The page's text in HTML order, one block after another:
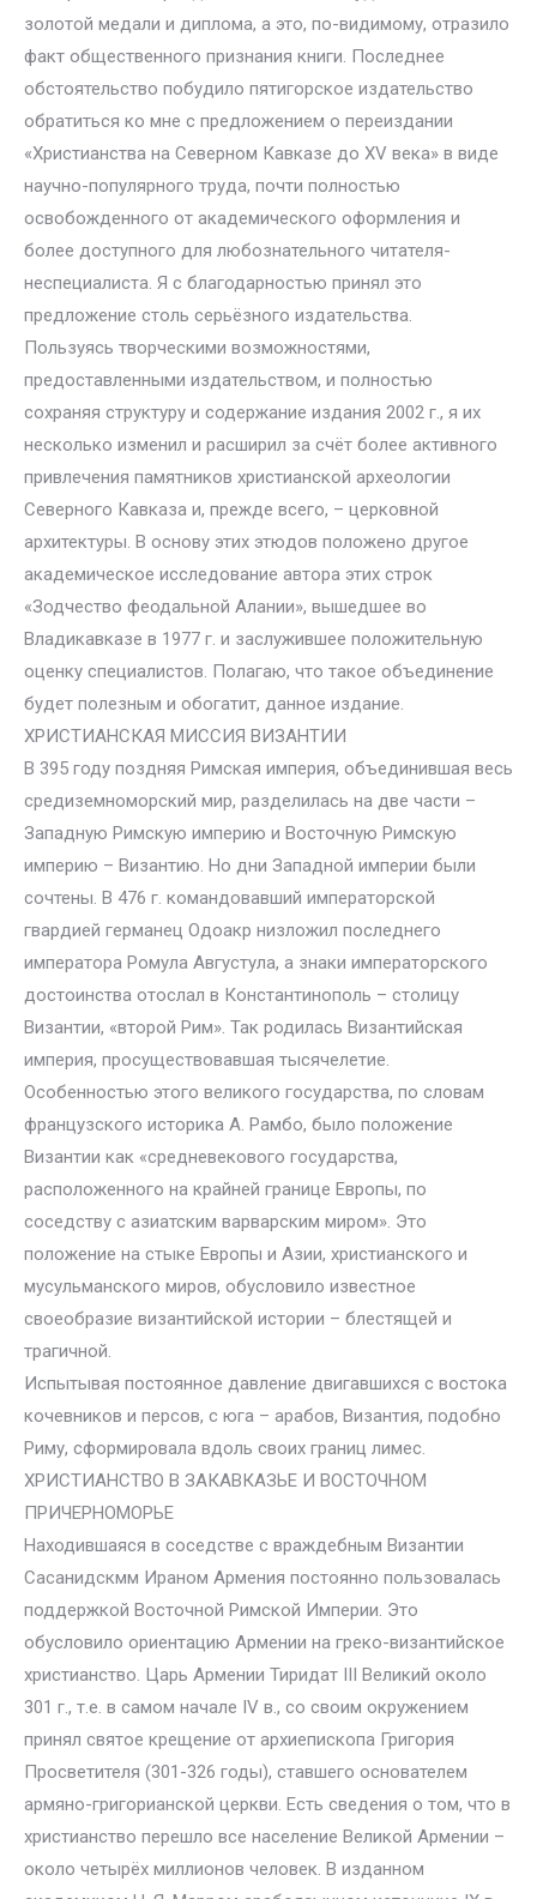
золотой медали и диплома, а это, по-видимому, отразило
факт общественного признания книги. Последнее
обстоятельство побудило пятигорское издательство
обратиться ко мне с предложением о переиздании
«Христианства на Северном Кавказе до XV века» в виде
научно-популярного труда, почти полностью
освобожденного от академического оформления и
более доступного для любознательного читателя-
неспециалиста. Я с благодарностью принял это
предложение столь серьёзного издательства.
Пользуясь творческими возможностями,
предоставленными издательством, и полностью
сохраняя структуру и содержание издания 2002 г., я их
несколько изменил и расширил за счёт более активного
привлечения памятников христианской археологии
Северного Кавказа и, прежде всего, – церковной
архитектуры. В основу этих этюдов положено другое
академическое исследование автора этих строк
«Зодчество феодальной Алании», вышедшее во
Владикавказе в 1977 г. и заслужившее положительную
оценку специалистов. Полагаю, что такое объединение
будет полезным и обогатит, данное издание.
ХРИСТИАНСКАЯ МИССИЯ ВИЗАНТИИ
В 395 году поздняя Римская империя, объединившая весь
средиземноморский мир, разделилась на две части –
Западную Римскую империю и Восточную Римскую
империю – Византию. Но дни Западной империи были
сочтены. В 476 г. командовавший императорской
гвардией германец Одоакр низложил последнего
императора Ромула Августула, а знаки императорского
достоинства отослал в Константинополь – столицу
Византии, «второй Рим». Так родилась Византийская
империя, просуществовавшая тысячелетие.
Особенностью этого великого государства, по словам
французского историка А. Рамбо, было положение
Византии как «средневекового государства,
расположенного на крайней границе Европы, по
соседству с азиатским варварским миром». Это
положение на стыке Европы и Азии, христианского и
мусульманского миров, обусловило известное
своеобразие византийской истории – блестящей и
трагичной.
Испытывая постоянное давление двигавшихся с востока
кочевников и персов, с юга – арабов, Византия, подобно
Риму, сформировала вдоль своих границ лимес.
ХРИСТИАНСТВО В ЗАКАВКАЗЬЕ И ВОСТОЧНОМ
ПРИЧЕРНОМОРЬЕ
Находившаяся в соседстве с враждебным Византии
Сасанидскмм Ираном Армения постоянно пользовалась
поддержкой Восточной Римской Империи. Это
обусловило ориентацию Армении на греко-византийское
христианство. Царь Армении Тиридат III Великий около
301 г., т.е. в самом начале IV в., со своим окружением
принял святое крещение от архиепископа Григория
Просветителя (301-326 годы), ставшего основателем
армяно-григорианской церкви. Есть сведения о том, что в
христианство перешло все население Великой Армении –
около четырёх миллионов человек. В изданном